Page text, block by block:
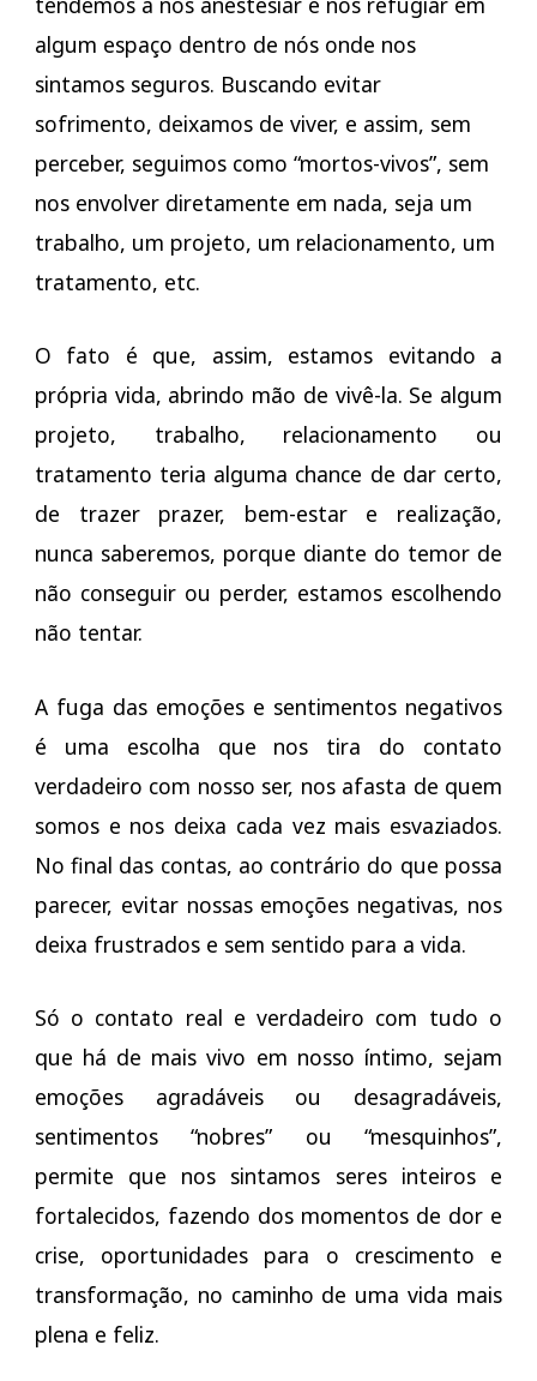
algum espaço dentro de nós onde nos
sintamos seguros. Buscando evitar
sofrimento, deixamos de viver, e assim, sem
perceber, seguimos como “mortos-vivos”, sem
nos envolver diretamente em nada, seja um
trabalho, um projeto, um relacionamento, um
tratamento, etc.
O fato é que, assim, estamos evitando a
própria vida, abrindo mão de vivê-la. Se algum
projeto, trabalho, relacionamento ou
tratamento teria alguma chance de dar certo,
de trazer prazer, bem-estar e realização,
nunca saberemos, porque diante do temor de
não conseguir ou perder, estamos escolhendo
não tentar.
A fuga das emoções e sentimentos negativos
é uma escolha que nos tira do contato
verdadeiro com nosso ser, nos afasta de quem
somos e nos deixa cada vez mais esvaziados.
No final das contas, ao contrário do que possa
parecer, evitar nossas emoções negativas, nos
deixa frustrados e sem sentido para a vida.
Só o contato real e verdadeiro com tudo o
que há de mais vivo em nosso íntimo, sejam
emoções agradáveis ou desagradáveis,
sentimentos “nobres” ou “mesquinhos”,
permite que nos sintamos seres inteiros e
fortalecidos, fazendo dos momentos de dor e
crise, oportunidades para o crescimento e
transformação, no caminho de uma vida mais
plena e feliz.